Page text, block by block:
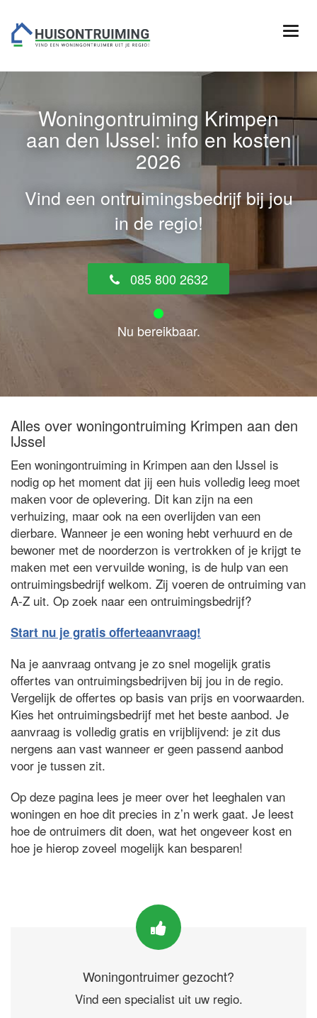
Woningontruiming Krimpen
aan den IJssel: info en kosten
2026
Vind een ontruimingsbedrijf bij jou
in de regio!
085 800 2632
Nu bereikbaar.
Alles over woningontruiming Krimpen aan den
IJssel
Een woningontruiming in Krimpen aan den IJssel is
nodig op het moment dat jij een huis volledig leeg moet
maken voor de oplevering. Dit kan zijn na een
verhuizing, maar ook na een overlijden van een
dierbare. Wanneer je een woning hebt verhuurd en de
bewoner met de noorderzon is vertrokken of je krijgt te
maken met een vervuilde woning, is de hulp van een
ontruimingsbedrijf welkom. Zij voeren de ontruiming van
A-Z uit. Op zoek naar een ontruimingsbedrijf?
Start nu je gratis offerteaanvraag!
Na je aanvraag ontvang je zo snel mogelijk gratis
offertes van ontruimingsbedrijven bij jou in de regio.
Vergelijk de offertes op basis van prijs en voorwaarden.
Kies het ontruimingsbedrijf met het beste aanbod. Je
aanvraag is volledig gratis en vrijblijvend: je zit dus
nergens aan vast wanneer er geen passend aanbod
voor je tussen zit.
Op deze pagina lees je meer over het leeghalen van
woningen en hoe dit precies in z’n werk gaat. Je leest
hoe de ontruimers dit doen, wat het ongeveer kost en
hoe je hierop zoveel mogelijk kan besparen!
Woningontruimer gezocht?
Vind een specialist uit uw regio.